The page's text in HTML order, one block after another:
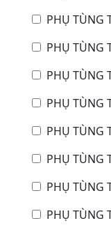
PHỤ TÙNG
PHỤ TÙNG
PHỤ TÙNG
PHỤ TÙNG
PHỤ TÙNG
PHỤ TÙNG
PHỤ TÙNG
PHỤ TÙNG